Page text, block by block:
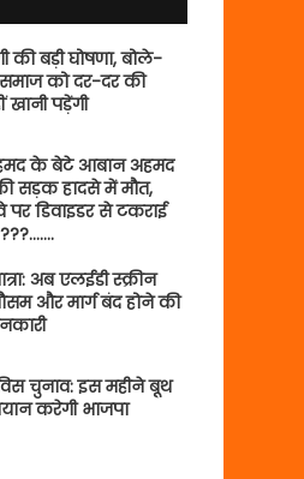
की बड़ी घोषणा, बोले-
को दर-दर की
खानी पड़ेंगी
के बेटे आबान अहमद
सड़क हादसे में मौत,
पर डिवाइडर से टकराई
अब एलईडी स्क्रीन
और मार्ग बंद होने की
चुनाव: इस महीने बूथ
करेगी भाजपा